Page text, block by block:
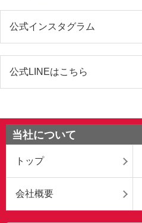
公式インスタグラム
公式LINEはこちら
当社について
トップ
会社概要